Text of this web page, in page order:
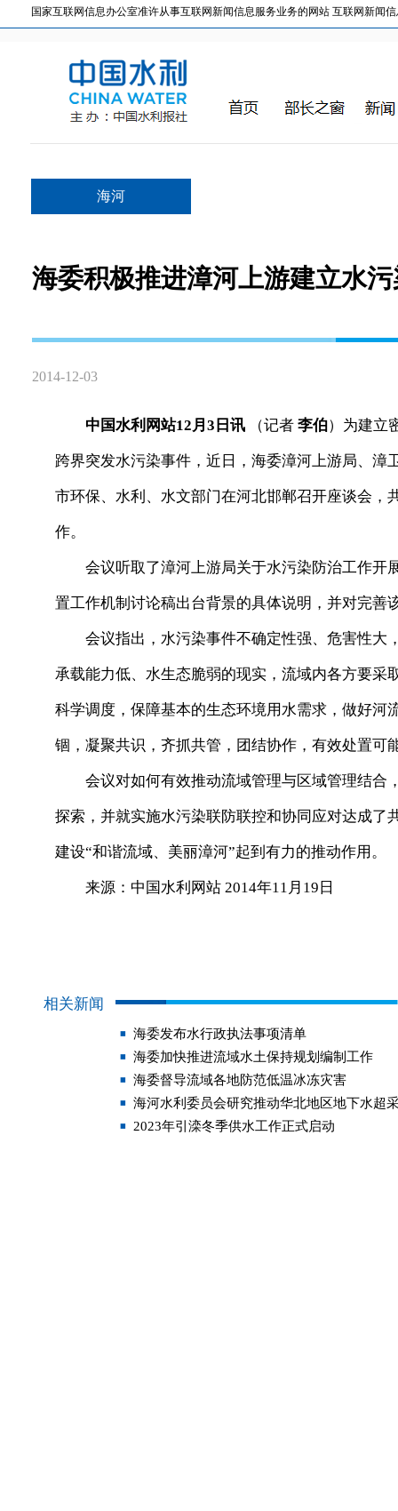
国家互联网信息办公室准许从事互联网新闻信息服务业务的网站 互联网新闻信
海河
海委积极推进漳河上游建立水
2014-12-03
中国水利网站12月3日讯 （记者 李伯）为建立
跨界突发水污染事件，近日，海委漳河上游局、
市环保、水利、水文部门在河北邯郸召开座谈会
作。
会议听取了漳河上游局关于水污染防治工作开
置工作机制讨论稿出台背景的具体说明，并对完
会议指出，水污染事件不确定性强、危害性大
承载能力低、水生态脆弱的现实，流域内各方要
科学调度，保障基本的生态环境用水需求，做好
锢，凝聚共识，齐抓共管，团结协作，有效处置
会议对如何有效推动流域管理与区域管理结合
探索，并就实施水污染联防联控和协同应对达成
建设“和谐流域、美丽漳河”起到有力的推动作用。
来源：中国水利网站 2014年11月19日
相关新闻
海委发布水行政执法事项清单
海委加快推进流域水土保持规划编制工作
海委督导流域各地防范低温冰冻灾害
海河水利委员会研究推动华北地区地下水超
2023年引滦冬季供水工作正式启动